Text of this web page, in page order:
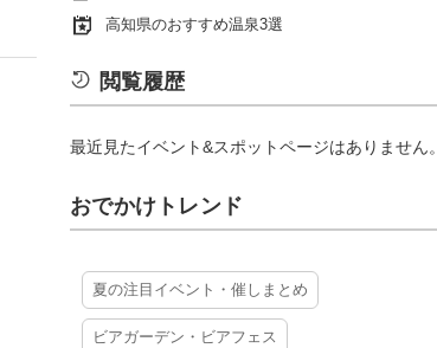
高知県のおすすめ温泉3選
閲覧履歴
最近見たイベント&スポットページはありません。
おでかけトレンド
夏の注目イベント・催しまとめ
ビアガーデン・ビアフェス